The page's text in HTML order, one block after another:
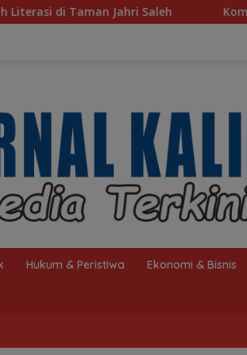
Saleh Komisi I DPRD Kalsel
Hukum & Peristiwa Ekonomi & Bisnis